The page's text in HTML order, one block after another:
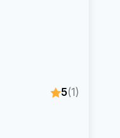
5(1)